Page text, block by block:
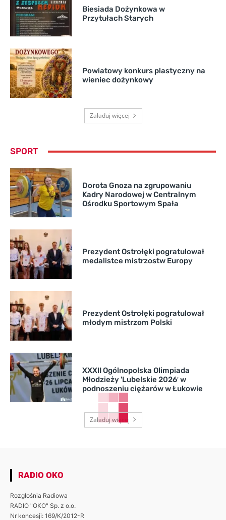
Biesiada Dożynkowa w
Przytułach Starych
Powiatowy konkurs plastyczny na
wieniec dożynkowy
Załaduj więcej
SPORT
Dorota Gnoza na zgrupowaniu
Kadry Narodowej w Centralnym
Ośrodku Sportowym Spała
Prezydent Ostrołęki pogratulował
medalistce mistrzostw Europy
Prezydent Ostrołęki pogratulował
młodym mistrzom Polski
XXXII Ogólnopolska Olimpiada
Młodzieży 'Lubelskie 2026′ w
podnoszeniu ciężarów w Łukowie
Załaduj więcej
RADIO OKO
Rozgłośnia Radiowa
RADIO "OKO" Sp. z o.o.
Nr koncesji: 169/K/2012-R